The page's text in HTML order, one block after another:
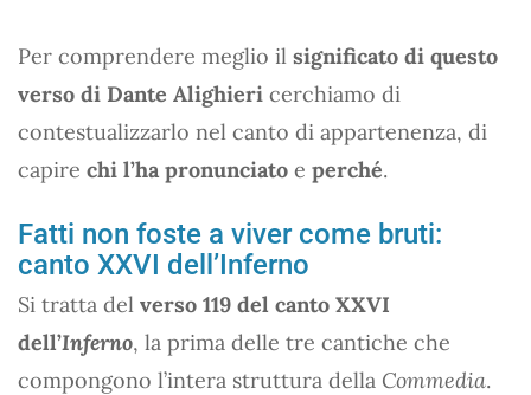
Per comprendere meglio il significato di questo
verso di Dante Alighieri cerchiamo di
contestualizzarlo nel canto di appartenenza, di
capire chi l’ha pronunciato e perché.
Fatti non foste a viver come bruti:
canto XXVI dell’Inferno
Si tratta del verso 119 del canto XXVI
dell’Inferno, la prima delle tre cantiche che
compongono l’intera struttura della Commedia.